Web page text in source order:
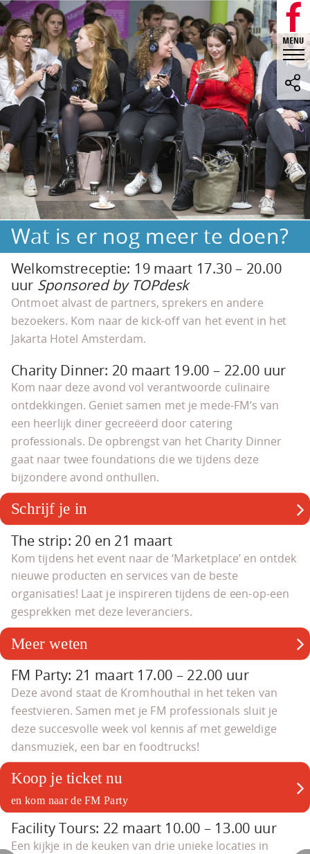
Wat is er nog meer te doen?
Welkomstreceptie: 19 maart 17.30 – 20.00
uur Sponsored by TOPdesk
Ontmoet alvast de partners, sprekers en andere
bezoekers. Kom naar de kick-off van het event in het
Jakarta Hotel Amsterdam.
Charity Dinner: 20 maart 19.00 – 22.00 uur
Kom naar deze avond vol verantwoorde culinaire
ontdekkingen. Geniet samen met je mede-FM’s van
een heerlijk diner gecreëerd door catering
professionals. De opbrengst van het Charity Dinner
gaat naar twee foundations die we tijdens deze
bijzondere avond onthullen.
Schrijf je in
The strip: 20 en 21 maart
Kom tijdens het event naar de ‘Marketplace’ en ontdek
nieuwe producten en services van de beste
organisaties! Laat je inspireren tijdens de een-op-een
gesprekken met deze leveranciers.
Meer weten
FM Party: 21 maart 17.00 – 22.00 uur
Deze avond staat de Kromhouthal in het teken van
feestvieren. Samen met je FM professionals sluit je
deze succesvolle week vol kennis af met geweldige
dansmuziek, een bar en foodtrucks!
Koop je ticket nu
en kom naar de FM Party
Facility Tours: 22 maart 10.00 – 13.00 uur
Een kijkje in de keuken van drie unieke locaties in